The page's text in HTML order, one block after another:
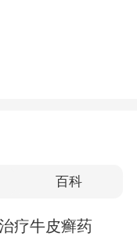
百科
疗牛皮癣药